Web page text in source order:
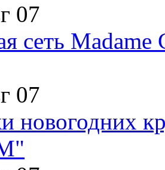
07
сеть Madame
07
новогодних